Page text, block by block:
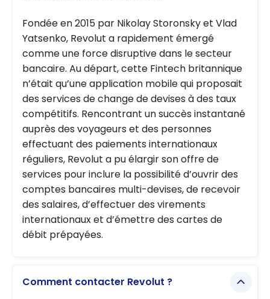
Fondée en 2015 par Nikolay Storonsky et Vlad
Yatsenko, Revolut a rapidement émergé
comme une force disruptive dans le secteur
bancaire. Au départ, cette Fintech britannique
n’était qu’une application mobile qui proposait
des services de change de devises à des taux
compétitifs. Rencontrant un succès instantané
auprès des voyageurs et des personnes
effectuant des paiements internationaux
réguliers, Revolut a pu élargir son offre de
services pour inclure la possibilité d’ouvrir des
comptes bancaires multi-devises, de recevoir
des salaires, d’effectuer des virements
internationaux et d’émettre des cartes de
débit prépayées.
Comment contacter Revolut ?